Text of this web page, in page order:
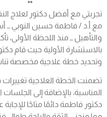
تجربتي مع أفضل دكتور
مع أ.د / فاطمة حسين النوبي ــ
والتأهيل ــ منذ اللحظة الأولى،
بالاستشارة الأولية حيث قام
وتحديد خطة علاجية مخصصة
تضمنت الخطة العلاجية تغييرات
المناسبة، بالإضافة إلى
دكتور فاطمة دائمًا متاحًا